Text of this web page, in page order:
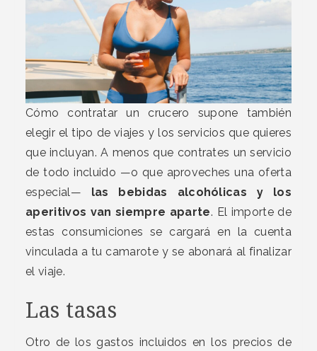
Cómo contratar un crucero supone también
elegir el tipo de viajes y los servicios que quieres
que incluyan. A menos que contrates un servicio
de todo incluido —o que aproveches una oferta
especial— las bebidas alcohólicas y los
aperitivos van siempre aparte. El importe de
estas consumiciones se cargará en la cuenta
vinculada a tu camarote y se abonará al finalizar
el viaje.
Las tasas
Otro de los gastos incluidos en los precios de